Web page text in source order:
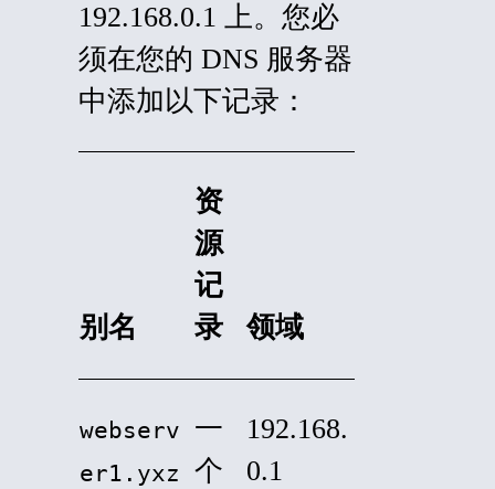
192.168.0.1 上。您必
须在您的 DNS 服务器
中添加以下记录：
别名
资
源
记
录
领域
webserv
er1.yxz
一
个
192.168.
0.1